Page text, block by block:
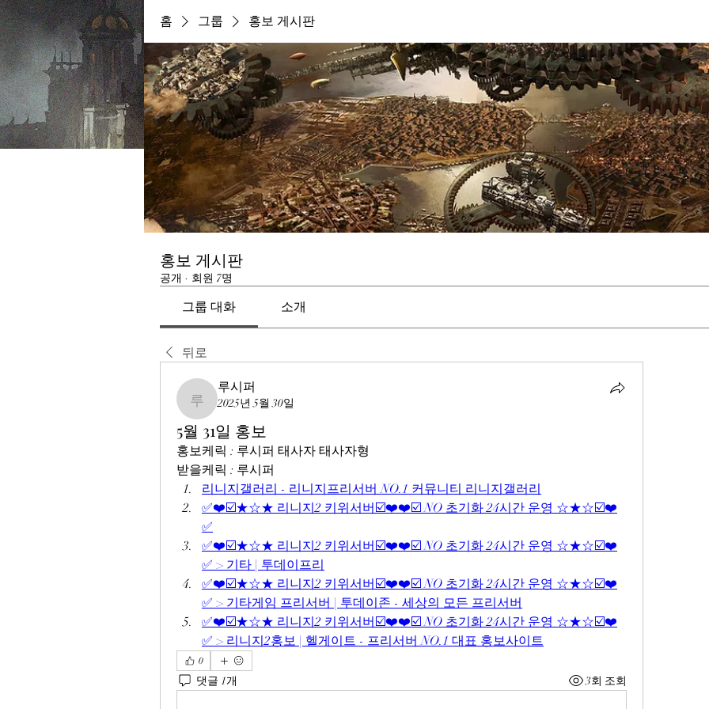
홈 그룹 홍보 게시판
홍보 게시판
공개 · 회원 7명
그룹 대화 소개
뒤로
루시퍼
루시퍼
2025년 5월 30일
5월 31일 홍보
홍보케릭 : 루시퍼 태사자 태사자형
받을케릭 : 루시퍼
리니지갤러리 - 리니지프리서버 NO.1 커뮤니티 리니지갤러리
✅❤️☑️★☆★ 리니지2 키위서버☑️❤️❤️☑️ NO 초기화 24시간 운영 ☆★☆☑️❤️
✅
✅❤️☑️★☆★ 리니지2 키위서버☑️❤️❤️☑️ NO 초기화 24시간 운영 ☆★☆☑️❤️
✅ > 기타 | 투데이프리
✅❤️☑️★☆★ 리니지2 키위서버☑️❤️❤️☑️ NO 초기화 24시간 운영 ☆★☆☑️❤️
✅ > 기타게임 프리서버 | 투데이존 - 세상의 모든 프리서버
✅❤️☑️★☆★ 리니지2 키위서버☑️❤️❤️☑️ NO 초기화 24시간 운영 ☆★☆☑️❤️
✅ > 리니지2홍보 | 헬게이트 - 프리서버 NO.1 대표 홍보사이트
0
댓글 1개 3회 조회